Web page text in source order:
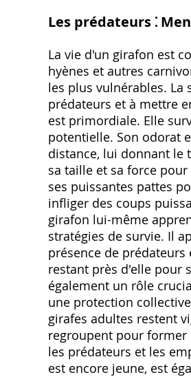
Les prédateurs ⁚
La vie d'un girafon est
hyènes et autres
les plus vulnérables. La
prédateurs et à mettre
est primordiale. Elle
potentielle. Son odorat
distance, lui donnant le
sa taille et sa force
ses puissantes pattes
infliger des coups
girafon lui-même
stratégies de survie. Il
présence de
restant près d'elle pour
également un rôle
une protection
girafes adultes restent
regroupent pour
les prédateurs et les
est encore jeune, est